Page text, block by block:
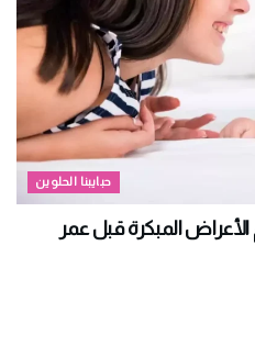
حبايبنا الحلوين
المبكرة قبل عمر